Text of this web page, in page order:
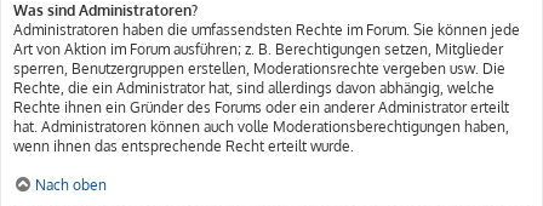
Was sind Administratoren?
Administratoren haben die umfassendsten Rechte im Forum. Sie können jede
Art von Aktion im Forum ausführen; z. B. Berechtigungen setzen, Mitglieder
sperren, Benutzergruppen erstellen, Moderationsrechte vergeben usw. Die
Rechte, die ein Administrator hat, sind allerdings davon abhängig, welche
Rechte ihnen ein Gründer des Forums oder ein anderer Administrator erteilt
hat. Administratoren können auch volle Moderationsberechtigungen haben,
wenn ihnen das entsprechende Recht erteilt wurde.
Nach oben